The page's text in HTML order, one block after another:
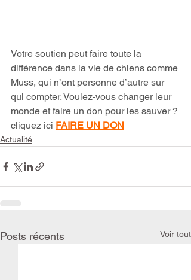
Votre soutien peut faire toute la
différence dans la vie de chiens comme
Muss, qui n’ont personne d’autre sur
qui compter. Voulez-vous changer leur
monde et faire un don pour les sauver ?
cliquez ici FAIRE UN DON
Actualité
Posts récents Voir tout